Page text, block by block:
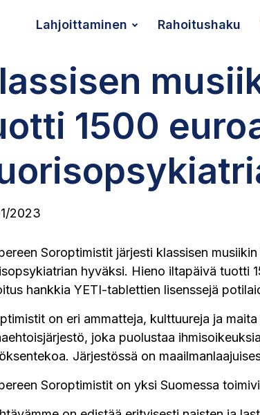
Lahjoittaminen Rahoitushaku
1500
2023
Soroptimistit järjesti klassisen
hyväksi. Hieno iltapäivä tuotti
hankkia YETI-tablettien lisenssejä
on eri ammatteja, kulttuureja ja
joka puolustaa
Järjestössä on
Soroptimistit on yksi Suomessa